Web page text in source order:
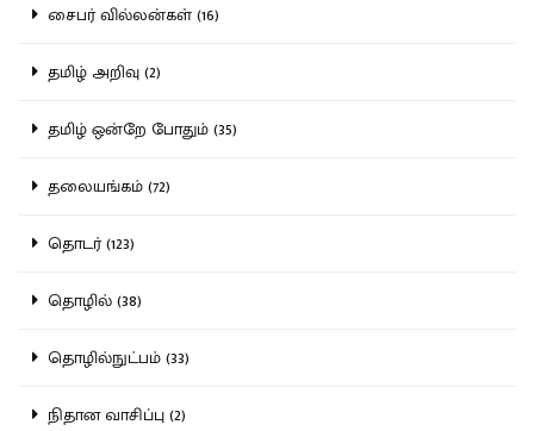
சைபர் வில்லன்கள் (16)
தமிழ் அறிவு (2)
தமிழ் ஒன்றே போதும் (35)
தலையங்கம் (72)
தொடர் (123)
தொழில் (38)
தொழில்நுட்பம் (33)
நிதான வாசிப்பு (2)